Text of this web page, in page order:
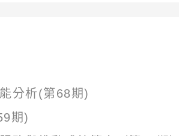
分析(第68期)
期)